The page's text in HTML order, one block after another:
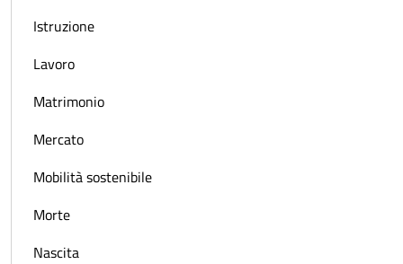
Istruzione
Lavoro
Matrimonio
Mercato
Mobilità sostenibile
Morte
Nascita